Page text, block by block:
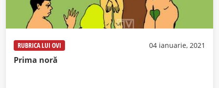
RUBRICA LUI OVI 04 ianuarie, 2021
Prima noră